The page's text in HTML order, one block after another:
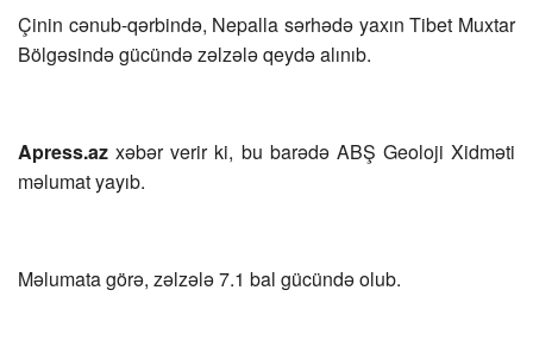
Çinin cənub-qərbində, Nepalla sərhədə yaxın Tibet Muxtar
Bölgəsində gücündə zəlzələ qeydə alınıb.
Apress.azxəbər verir ki, bu barədə ABŞ Geoloji Xidməti
məlumat yayıb.
Məlumata görə, zəlzələ 7.1 bal gücündə olub.